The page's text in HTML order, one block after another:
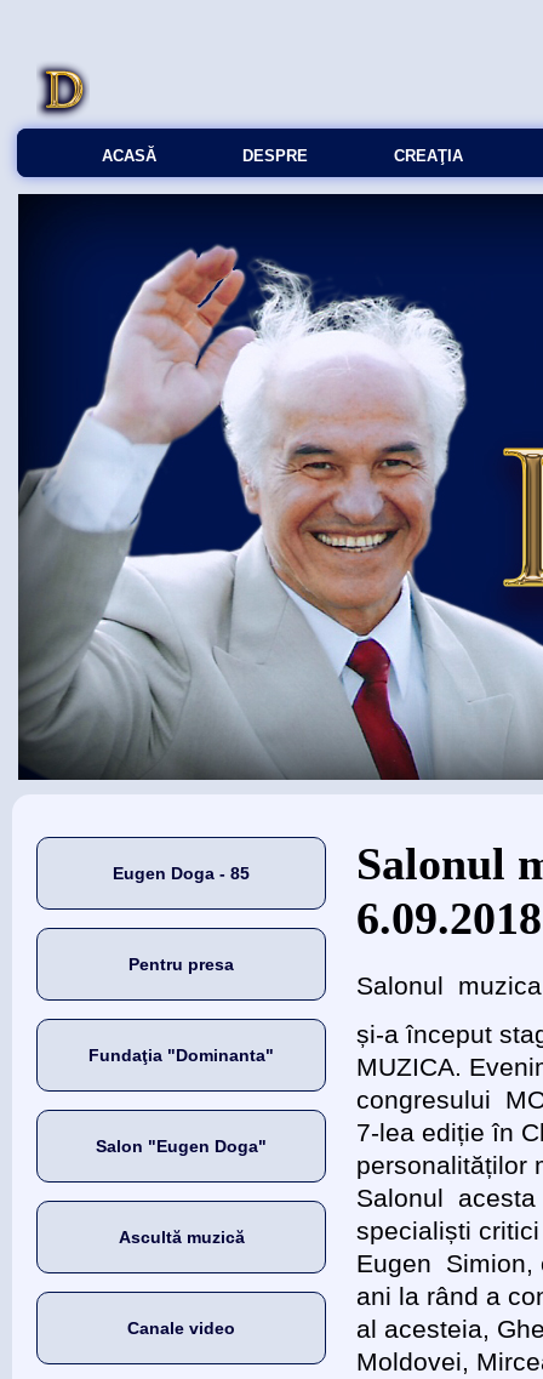
ACASĂ DESPRE CREAŢIA
Eugen Doga - 85
Pentru presa
Fundaţia "Dominanta"
Salon "Eugen Doga"
Ascultă muzică
Canale video
Eşti aici
Salonul
6.09.2018
Salonul
și-a început
MUZICA.
congresului
7-lea ediție în
personalităților
Salonul acesta
specialiști
Eugen Simion,
ani la rând a
al acesteia,
Moldovei,